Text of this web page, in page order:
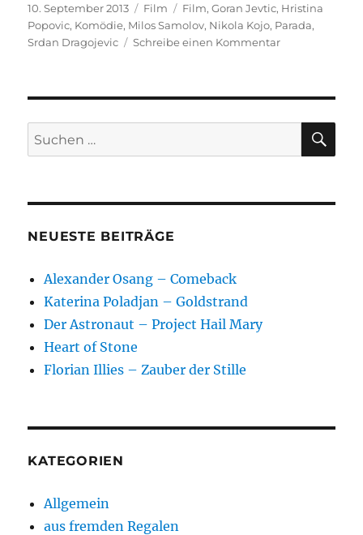
Veröffentlicht
am
10. September 2013 Kategorien
Film Schlagwörter
Film,Goran Jevtic, Hristina
Popovic, Komödie, Milos Samolov, Nikola Kojo, Parada,
Srdan Dragojevic
Schreibe einen Kommentarzu
Suchen
nach:
NEUESTE BEITRÄGE
Alexander Osang – Comeback
Katerina Poladjan – Goldstrand
Der Astronaut – Project Hail Mary
Heart of Stone
Florian Illies – Zauber der Stille
KATEGORIEN
Allgemein
aus fremden Regalen